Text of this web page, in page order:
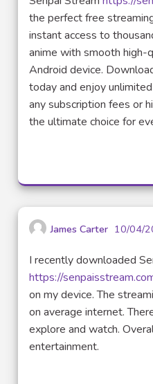
the perfect free
instant access to
anime with smooth high-
Android device.
today and enjoy
any subscription fees or
the ultimate choice for
James Carter 10/04/
I recently downloaded
https://
on my device. The
on average internet.
explore and watch.
entertainment.